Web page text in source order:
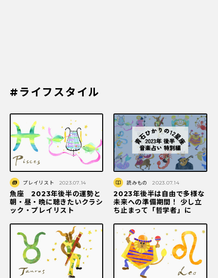
#ライフスタイル
プレイリスト 2023.07.14
魚座 2023年後半の運勢と
朝・昼・晩に聴きたいクラシ
ック・プレイリスト
読みもの 2023.07.14
2023年後半は自由で多様な
未来への準備期間！ 少し立
ち止まって「哲学者」に